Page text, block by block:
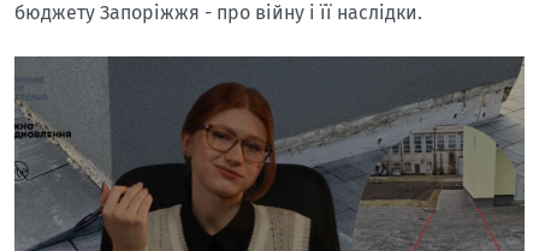
бюджету Запоріжжя - про війну і її наслідки.